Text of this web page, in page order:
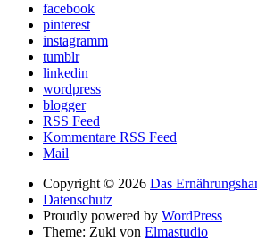
facebook
pinterest
instagramm
tumblr
linkedin
wordpress
blogger
RSS Feed
Kommentare RSS Feed
Mail
Copyright © 2026 Das
Datenschutz
Proudly powered by WordPress
Theme: Zuki von Elmastudio